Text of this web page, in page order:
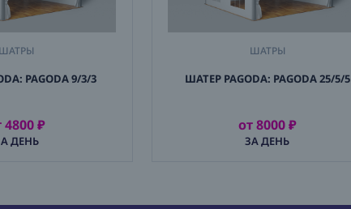
ШАТРЫ
PAGODA 9/3/3
4800 ₽
ДЕНЬ
ШАТРЫ
ШАТЕР PAGODA: PAGODA 25/5/5
от 8000 ₽
ЗА ДЕНЬ
АРЕНДОВАТЬ